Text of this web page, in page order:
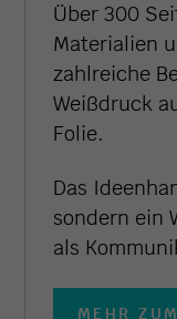
Über 300
Materialien
zahlreiche
Weißdruck
Folie.
Das
sondern ein
als
MEHR